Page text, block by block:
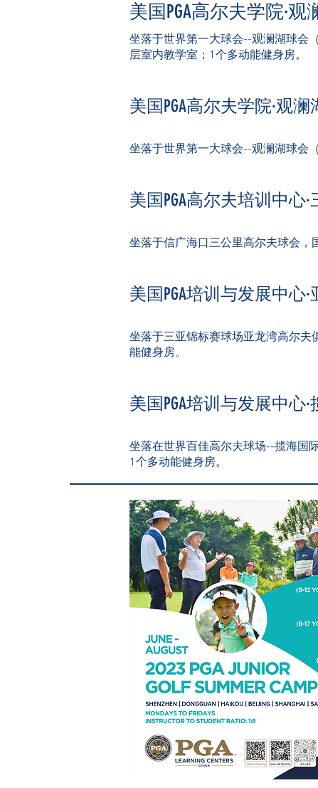
美国PGA高尔夫学院·观
坐落于世界第一大球会--观澜湖球会
层室内教学室；1个多动能健身房。
美国PGA高尔夫学院·观澜
坐落于世界第一大球会--观澜湖球会
美国PGA高尔夫培训中心
坐落于信广海口三公里高尔夫球会
美国PGA培训与发展中心
坐落于三亚锦标赛球场亚龙湾高尔
能健身房。
美国PGA培训与发展中心
坐落在世界百佳高尔夫球场--揽海国
1个多动能健身房。